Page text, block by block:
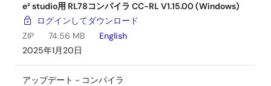
e² studio用 RL78コンパイラ CC-RL V1.15.00 (Windows)
ログインしてダウンロード
ZIP
74.56 MB
English
2025年1月20日
アップデート－コンパイラ